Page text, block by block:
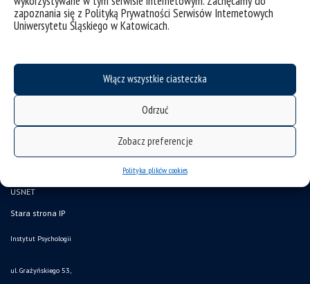
zapoznania się z Polityką Prywatności Serwisów Internetowych
Uniwersytetu Śląskiego w Katowicach.
Włącz wszystkie ciasteczka
Odrzuć
Zobacz preferencje
Polityka plików cookies
mapa strony
USNET
Stara strona IP
Instytut Psychologii
ul. Grażyńskiego 53,